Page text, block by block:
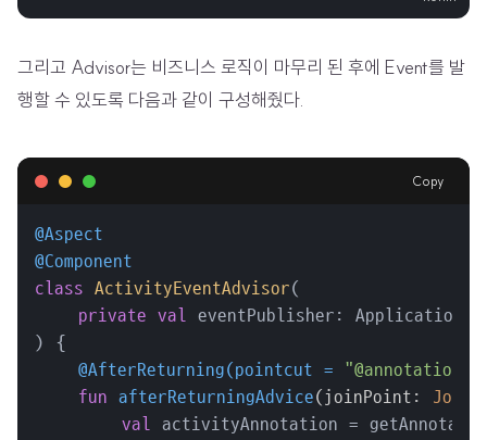
그리고 Advisor는 비즈니스 로직이 마무리 된 후에 Event를 발
행할 수 있도록 다음과 같이 구성해줬다.
Copy
@Aspect
@Component
class
ActivityEventAdvisor(
private
val eventPublisher:
) {
@AfterReturning(pointcut =
fun
afterReturningAdvice(joinPoint:
val activityAnnotation =